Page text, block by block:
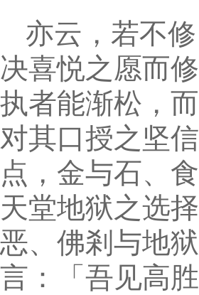
亦云，若不
决喜悦之愿而
执者能渐松，
对其口授之坚
点，金与石、
天堂地狱之选
恶、佛剎与地
言：「吾见高